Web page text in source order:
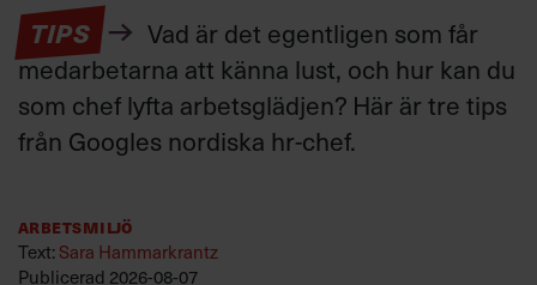
TIPS
Vad är det egentligen som får
medarbetarna att känna lust, och hur kan du
som chef lyfta arbetsglädjen? Här är tre tips
från Googles nordiska hr-chef.
Arbetsmiljö
Text: Sara Hammarkrantz
Publicerad 2026-08-07